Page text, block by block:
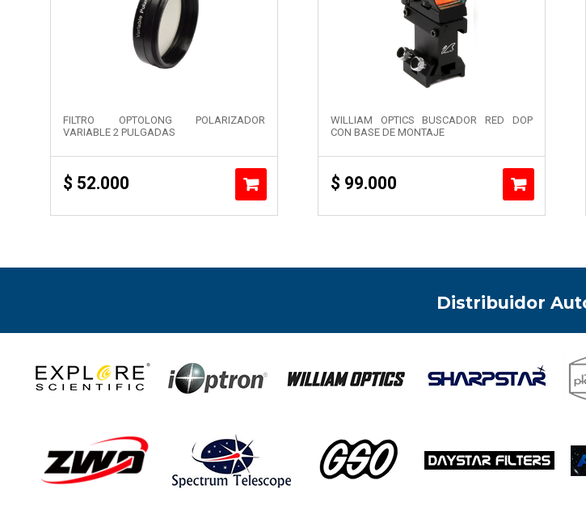
FILTRO OPTOLONG POLARIZADOR
VARIABLE 2 PULGADAS
$ 52.000
WILLIAM OPTICS BUSCADOR RED DOP
CON BASE DE MONTAJE
$ 99.000
Distribuidor